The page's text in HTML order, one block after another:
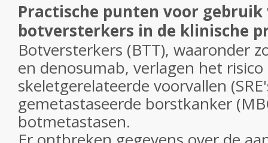
Practische punten voor gebruik
botversterkers in de klinische
Botversterkers (BTT), waaronder
en denosumab, verlagen het risico
skeletgerelateerde voorvallen
gemetastaseerde borstkanker
botmetastasen.